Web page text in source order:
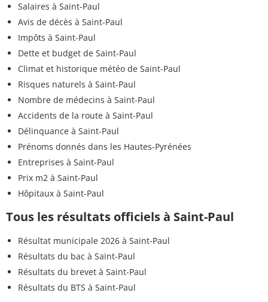
Salaires à Saint-Paul
Avis de décès à Saint-Paul
Impôts à Saint-Paul
Dette et budget de Saint-Paul
Climat et historique météo de Saint-Paul
Risques naturels à Saint-Paul
Nombre de médecins à Saint-Paul
Accidents de la route à Saint-Paul
Délinquance à Saint-Paul
Prénoms donnés dans les Hautes-Pyrénées
Entreprises à Saint-Paul
Prix m2 à Saint-Paul
Hôpitaux à Saint-Paul
Tous les résultats officiels à Saint-Paul
Résultat municipale 2026 à Saint-Paul
Résultats du bac à Saint-Paul
Résultats du brevet à Saint-Paul
Résultats du BTS à Saint-Paul